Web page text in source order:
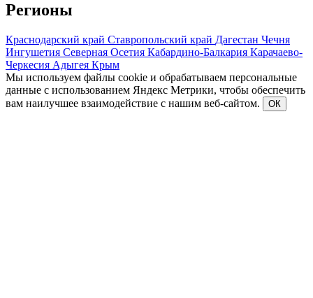
Регионы
Краснодарский край Ставропольский край Дагестан Чечня
Ингушетия Северная Осетия Кабардино-Балкария Карачаево-
Черкесия Адыгея Крым
Мы используем файлы cookie и обрабатываем персональные
данные с использованием Яндекс Метрики, чтобы обеспечить
вам наилучшее взаимодействие с нашим веб-сайтом.
ОК